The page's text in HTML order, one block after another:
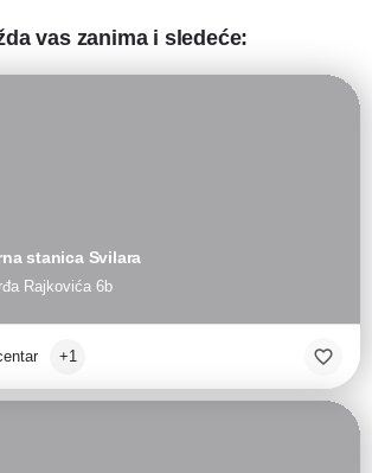
vas zanima i sledeće:
stanica Svilara
Rajkovića 6b
+1